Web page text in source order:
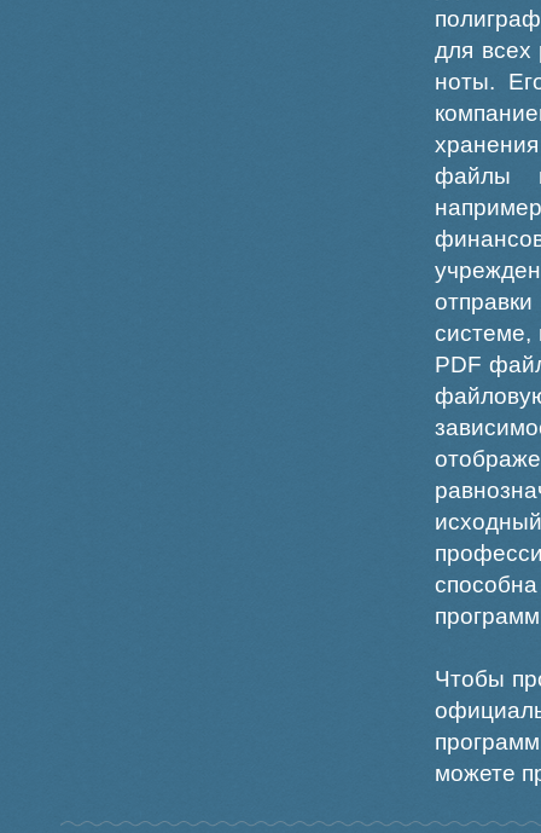
для всех
ноты.
файлы
системе,
PDF
Чтобы
можете